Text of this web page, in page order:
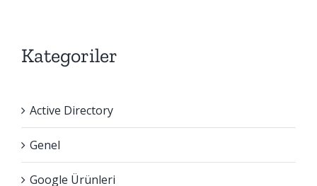
Kategoriler
Active Directory
Genel
Google Ürünleri